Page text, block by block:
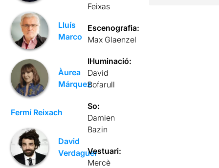
Lluís
Marco
Àurea
Márquez
Fermí Reixach
David
Verdaguer
Feixas
Escenografia:
Max Glaenzel
Il·luminació:
David
Bofarull
So:
Damien
Bazin
Vestuari:
Mercè